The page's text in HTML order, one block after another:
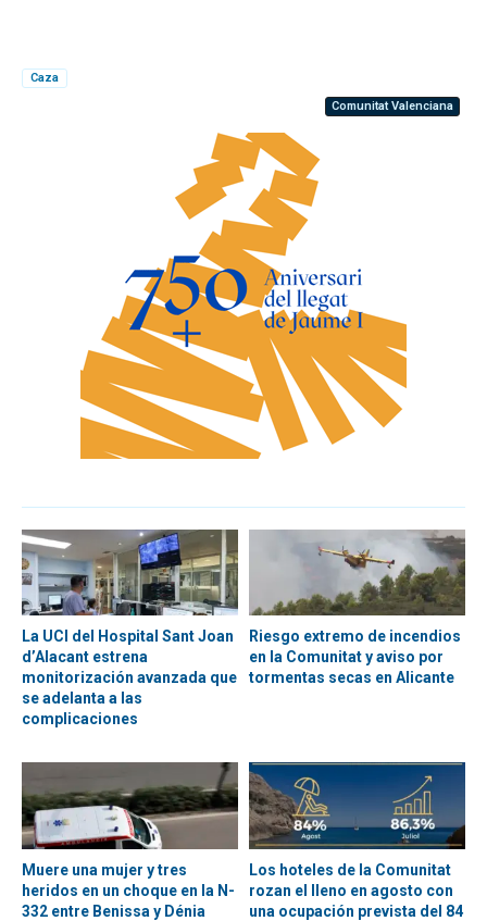
Caza
Comunitat Valenciana
La UCI del Hospital Sant Joan
d’Alacant estrena
monitorización avanzada que
se adelanta a las
complicaciones
Riesgo extremo de incendios
en la Comunitat y aviso por
tormentas secas en Alicante
Muere una mujer y tres
heridos en un choque en la N-
332 entre Benissa y Dénia
Los hoteles de la Comunitat
rozan el lleno en agosto con
una ocupación prevista del 84